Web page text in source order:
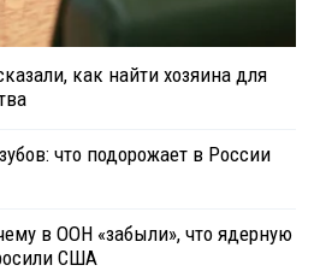
как найти хозяина для
что подорожает в России
в ООН «забыли», что ядерную
США